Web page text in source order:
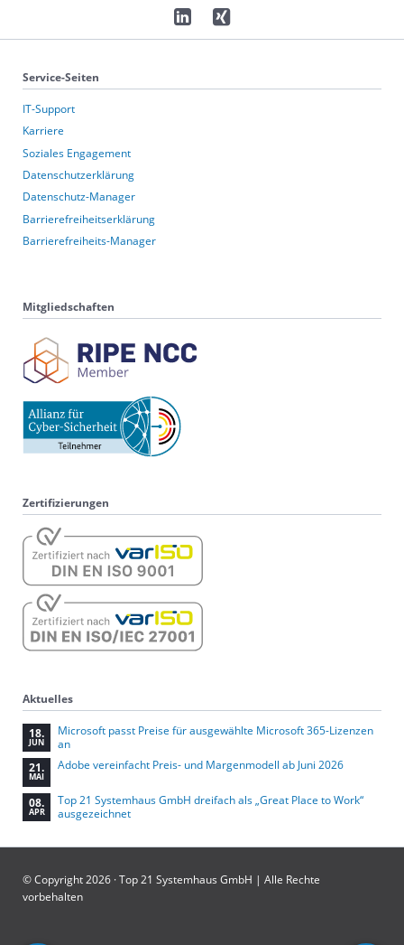
Service-Seiten
IT-Support
Karriere
Soziales Engagement
Datenschutzerklärung
Datenschutz-Manager
Barrierefreiheitserklärung
Barrierefreiheits-Manager
Mitgliedschaften
Zertifizierungen
Aktuelles
18.
JUN
Microsoft passt Preise für ausgewählte Microsoft 365-Lizenzen
an
21.
MAI
Adobe vereinfacht Preis- und Margenmodell ab Juni 2026
08.
APR
Top 21 Systemhaus GmbH dreifach als „Great Place to Work“
ausgezeichnet
© Copyright 2026 · Top 21 Systemhaus GmbH | Alle Rechte
vorbehalten